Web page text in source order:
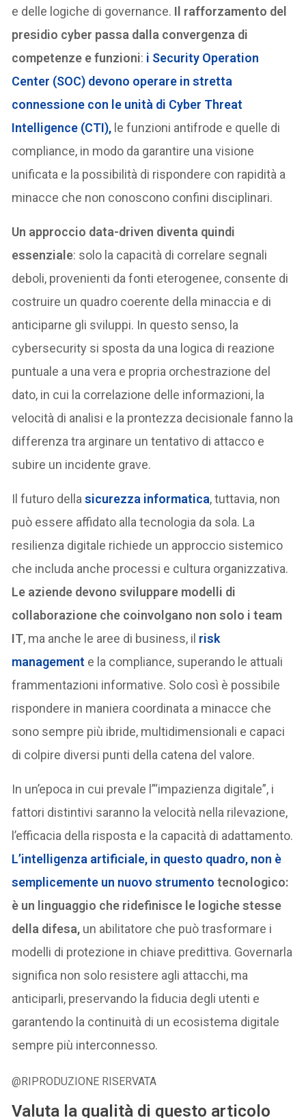
e delle logiche di governance. Il rafforzamento del
presidio cyber passa dalla convergenza di
competenze e funzioni: i Security Operation
Center (SOC) devono operare in stretta
connessione con le unità di Cyber Threat
Intelligence (CTI), le funzioni antifrode e quelle di
compliance, in modo da garantire una visione
unificata e la possibilità di rispondere con rapidità a
minacce che non conoscono confini disciplinari.
Un approccio data-driven diventa quindi
essenziale: solo la capacità di correlare segnali
deboli, provenienti da fonti eterogenee, consente di
costruire un quadro coerente della minaccia e di
anticiparne gli sviluppi. In questo senso, la
cybersecurity si sposta da una logica di reazione
puntuale a una vera e propria orchestrazione del
dato, in cui la correlazione delle informazioni, la
velocità di analisi e la prontezza decisionale fanno la
differenza tra arginare un tentativo di attacco e
subire un incidente grave.
Il futuro dellasicurezza informatica, tuttavia, non
può essere affidato alla tecnologia da sola. La
resilienza digitale richiede un approccio sistemico
che includa anche processi e cultura organizzativa.
Le aziende devono sviluppare modelli di
collaborazione che coinvolgano non solo i team
IT, ma anche le aree di business, il risk
management e la compliance, superando le attuali
frammentazioni informative. Solo così è possibile
rispondere in maniera coordinata a minacce che
sono sempre più ibride, multidimensionali e capaci
di colpire diversi punti della catena del valore.
In un’epoca in cui prevale l’“impazienza digitale”, i
fattori distintivi saranno la velocità nella rilevazione,
l’efficacia della risposta e la capacità di adattamento.
L’intelligenza artificiale, in questo quadro, non è
semplicemente un nuovo strumentotecnologico:
è un linguaggio che ridefinisce le logiche stesse
della difesa, un abilitatore che può trasformare i
modelli di protezione in chiave predittiva. Governarla
significa non solo resistere agli attacchi, ma
anticiparli, preservando la fiducia degli utenti e
garantendo la continuità di un ecosistema digitale
sempre più interconnesso.
@RIPRODUZIONE RISERVATA
Valuta la qualità di questo articolo